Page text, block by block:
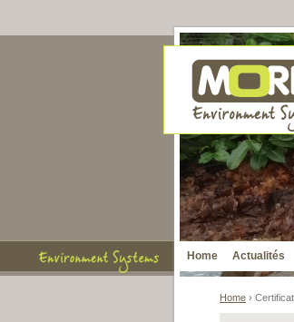
Home Actualités
Home ›